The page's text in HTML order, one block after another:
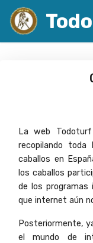
La web
recopilando
caballos en
los caballos
de los
que internet aún
Posteriormente,
el mundo de